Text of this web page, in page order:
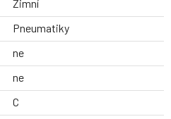
Zimní
Pneumatiky
ne
ne
C